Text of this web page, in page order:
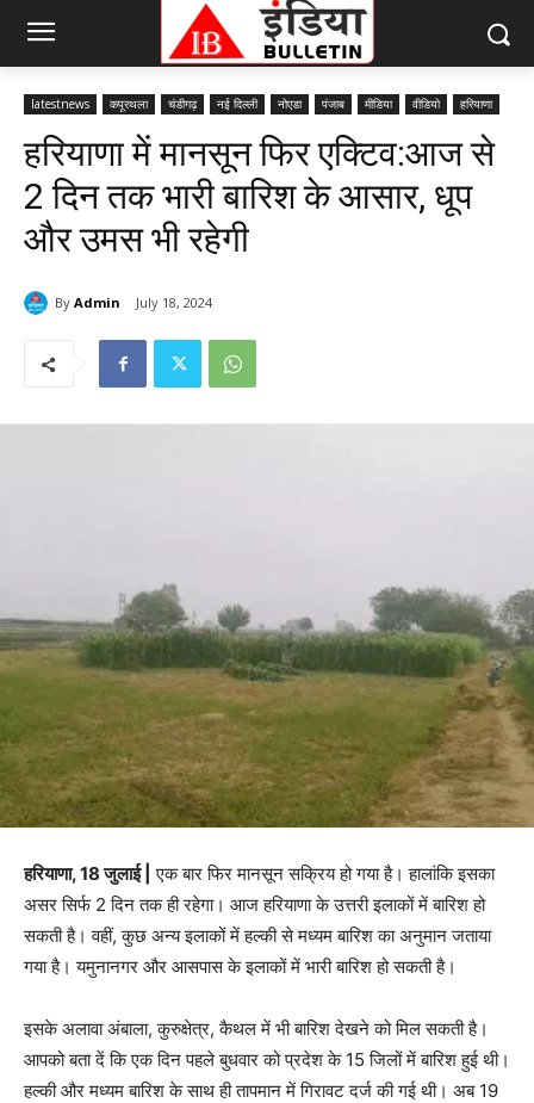
latestnews कपूरथला चंडीगढ़ नई दिल्ली नोएडा पंजाब मीडिया वीडियो हरियाणा
हरियाणा में मानसून फिर एक्टिव:आज से
2 दिन तक भारी बारिश के आसार, धूप
और उमस भी रहेगी
By Admin July 18, 2024
हरियाणा, 18 जुलाई | एक बार फिर मानसून सक्रिय हो गया है। हालांकि इसका
असर सिर्फ 2 दिन तक ही रहेगा। आज हरियाणा के उत्तरी इलाकों में बारिश हो
सकती है। वहीं, कुछ अन्य इलाकों में हल्की से मध्यम बारिश का अनुमान जताया
गया है। यमुनानगर और आसपास के इलाकों में भारी बारिश हो सकती है।
इसके अलावा अंबाला, कुरुक्षेत्र, कैथल में भी बारिश देखने को मिल सकती है।
आपको बता दें कि एक दिन पहले बुधवार को प्रदेश के 15 जिलों में बारिश हुई थी।
हल्की और मध्यम बारिश के साथ ही तापमान में गिरावट दर्ज की गई थी। अब 19